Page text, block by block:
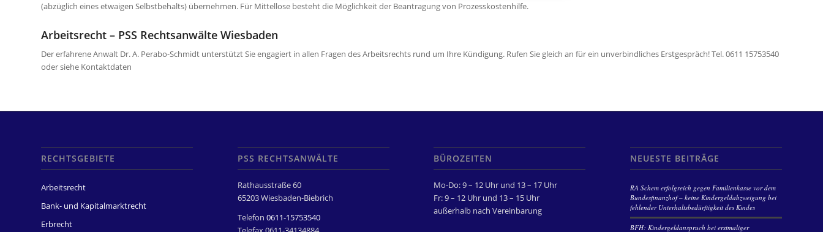
(abzüglich eines etwaigen Selbstbehalts) übernehmen. Für Mittellose besteht die Möglichkeit der Beantragung von Prozesskostenhilfe.
Arbeitsrecht – PSS Rechtsanwälte Wiesbaden
Der erfahrene Anwalt Dr. A. Perabo-Schmidt unterstützt Sie engagiert in allen Fragen des Arbeitsrechts rund um Ihre Kündigung. Rufen Sie gleich an für ein unverbindliches Erstgespräch! Tel. 0611 15753540
oder siehe Kontaktdaten
RECHTSGEBIETE
Arbeitsrecht
Bank- und Kapitalmarktrecht
Erbrecht
PSS RECHTSANWÄLTE
Rathausstraße 60
65203 Wiesbaden-Biebrich
Telefon 0611-15753540
BÜROZEITEN
Mo-Do: 9 – 12 Uhr und 13 – 17 Uhr
Fr: 9 – 12 Uhr und 13 – 15 Uhr
außerhalb nach Vereinbarung
NEUESTE BEITRÄGE
RA Schem erfolgreich gegen Familienkasse vor dem
Bundesfinanzhof – keine Kindergeldabzweigung bei
fehlender Unterhaltsbedürftigkeit des Kindes
BFH: Kindergeldanspruch bei erstmaliger